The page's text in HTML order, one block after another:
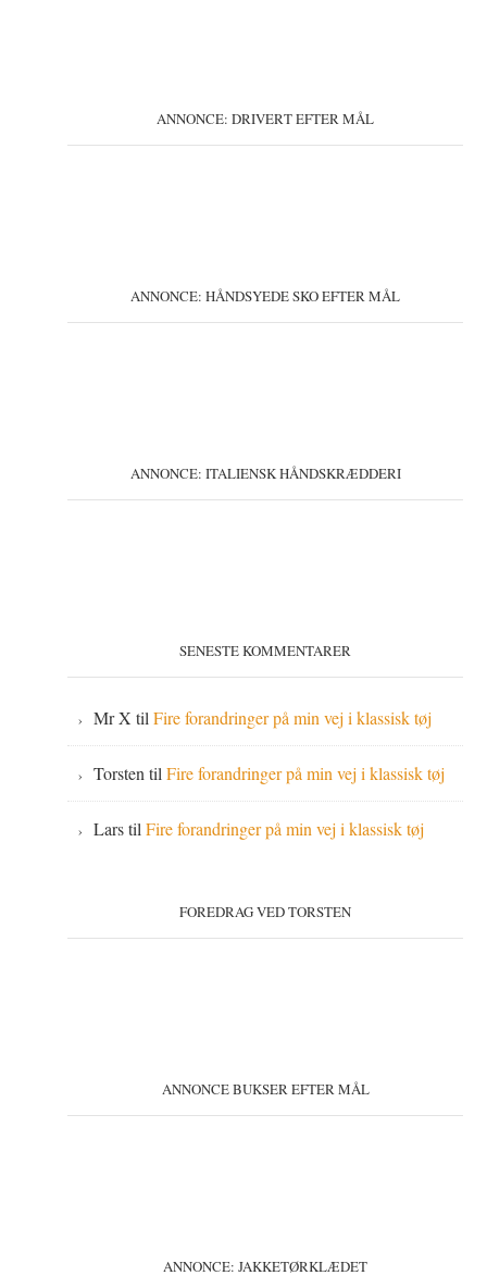
ANNONCE: DRIVERT EFTER MÅL
ANNONCE: HÅNDSYEDE SKO EFTER MÅL
ANNONCE: ITALIENSK HÅNDSKRÆDDERI
SENESTE KOMMENTARER
Mr X tilFire forandringer på min vej i klassisk tøj
Torsten tilFire forandringer på min vej i klassisk tøj
LarstilFire forandringer på min vej i klassisk tøj
FOREDRAG VED TORSTEN
ANNONCE BUKSER EFTER MÅL
ANNONCE: JAKKETØRKLÆDET